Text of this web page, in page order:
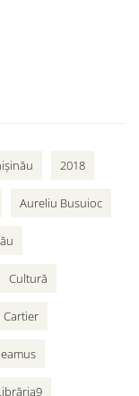
2018
Aureliu Busuioc
Cultură
Cartier